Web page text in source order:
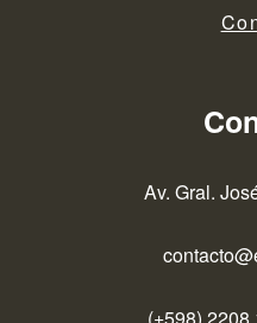
Av. Gral.
(+598) 2208